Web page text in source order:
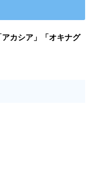
アカシア」「オキナグ